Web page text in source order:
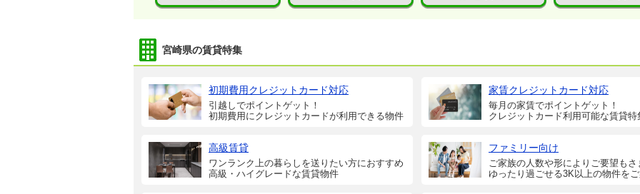
宮崎県の賃貸特集
初期費用クレジットカード対応
引越しでポイントゲット！
初期費用にクレジットカードが利用できる物件
家賃クレジットカード対応
毎月の家賃でポイントゲット！
クレジットカード利用可能な賃貸特
高級賃貸
ワンランク上の暮らしを送りたい方におすすめ
高級・ハイグレードな賃貸物件
ファミリー向け
ご家族の人数や形によりご要望もさ
ゆったり過ごせる3K以上の物件を